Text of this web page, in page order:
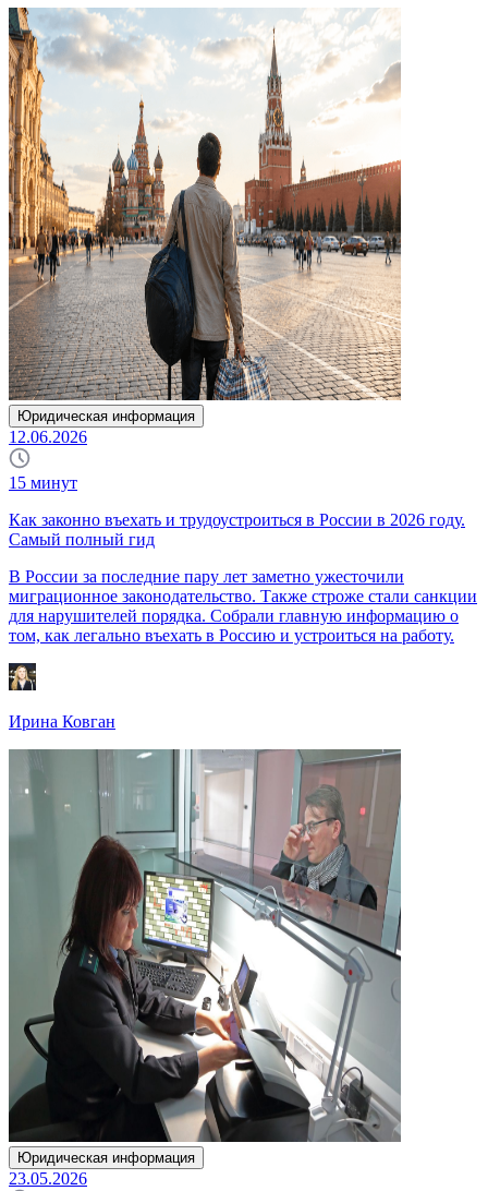
Юридическая информация
12.06.2026
15 минут
Как законно въехать и трудоустроиться в России в 2026 году.
Самый полный гид
В России за последние пару лет заметно ужесточили
миграционное законодательство. Также строже стали санкции
для нарушителей порядка. Собрали главную информацию о
том, как легально въехать в Россию и устроиться на работу.
Ирина Ковган
Юридическая информация
23.05.2026